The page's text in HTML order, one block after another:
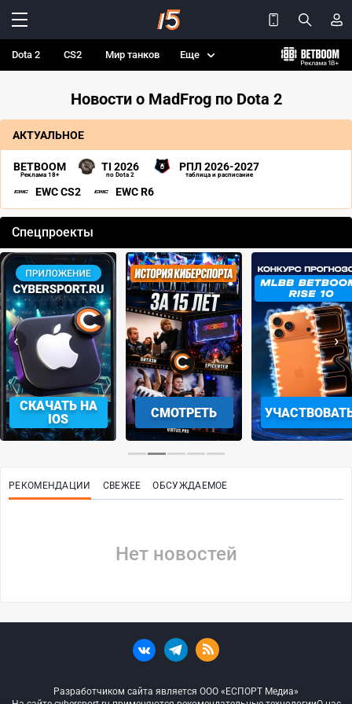
Dota 2 CS2 Мир танков Еще
Новости о MadFrog по Dota 2
АКТУАЛЬНОЕ
BETBOOM
Реклама 18+
TI 2026
по Dota 2
РПЛ 2026-2027
таблица и расписание
EWC CS2 EWC R6
Спецпроекты
СКАЧАТЬ НА
IOS
СМОТРЕТЬ
‹ ›
РЕКОМЕНДАЦИИ СВЕЖЕЕ ОБСУЖДАЕМОЕ
Нет новостей
Разработчиком сайта является ООО «ЕСПОРТ Медиа»